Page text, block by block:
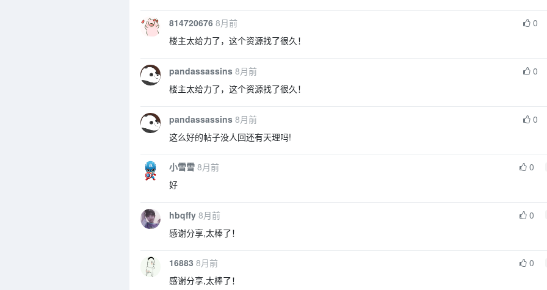
814720676 8月前
0
楼主太给力了，这个资源找了很久！
pandassassins 8月前
0
楼主太给力了，这个资源找了很久！
pandassassins 8月前
0
这么好的帖子没人回还有天理吗!
小雪雪 8月前
0
好
hbqffy 8月前
0
感谢分享,太棒了！
16883 8月前
0
感谢分享,太棒了！